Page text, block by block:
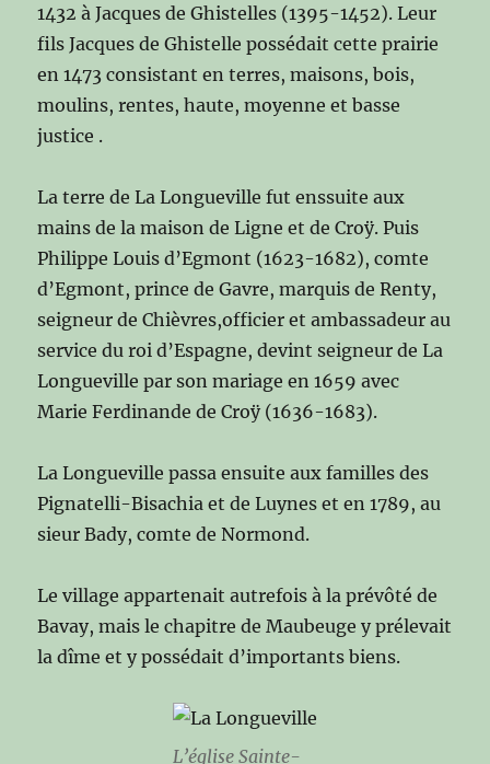
1432 à Jacques de Ghistelles (1395-1452). Leur
fils Jacques de Ghistelle possédait cette prairie
en 1473 consistant en terres, maisons, bois,
moulins, rentes, haute, moyenne et basse
justice .
La terre de La Longueville fut enssuite aux
mains de la maison de Ligne et de Croÿ. Puis
Philippe Louis d’Egmont (1623-1682), comte
d’Egmont, prince de Gavre, marquis de Renty,
seigneur de Chièvres,officier et ambassadeur au
service du roi d’Espagne, devint seigneur de La
Longueville par son mariage en 1659 avec
Marie Ferdinande de Croÿ (1636-1683).
La Longueville passa ensuite aux familles des
Pignatelli-Bisachia et de Luynes et en 1789, au
sieur Bady, comte de Normond.
Le village appartenait autrefois à la prévôté de
Bavay, mais le chapitre de Maubeuge y prélevait
la dîme et y possédait d’importants biens.
L’église Sainte-